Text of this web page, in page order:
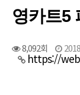
영카트5
8,092회
https://